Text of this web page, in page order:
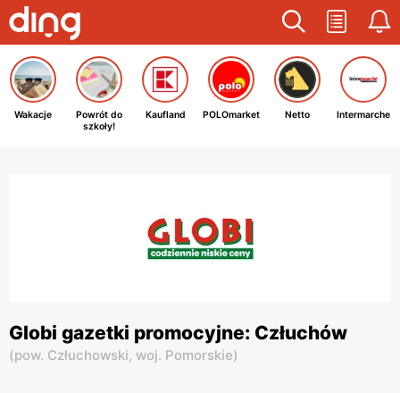
Wakacje
Powrót do
szkoły!
Kaufland POLOmarket Netto Intermarche
Globi gazetki promocyjne: Człuchów
(pow. Człuchowski, woj. Pomorskie)